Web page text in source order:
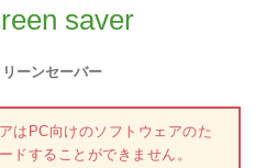
saver
ーンセーバー
はPC向けのソフトウェアのた
ドすることができません。